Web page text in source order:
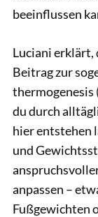
beeinflussen
Luciani erklärt,
Beitrag zur
thermogenesis
du durch
hier entstehen
und
anpassen –
Fußgewichten